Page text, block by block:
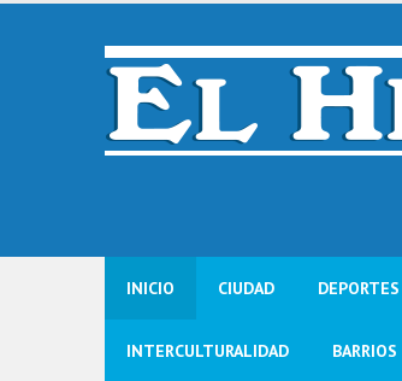
Skip
INICIO CIUDAD DEPORTES
INTERCULTURALIDAD BARRIOS